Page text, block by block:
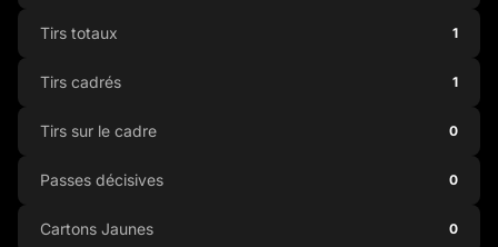
Tirs totaux 1
Tirs cadrés 1
Tirs sur le cadre 0
Passes décisives 0
Cartons Jaunes 0